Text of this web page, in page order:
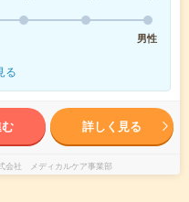
男性
る
詳しく見る
会社 メディカルケア事業部